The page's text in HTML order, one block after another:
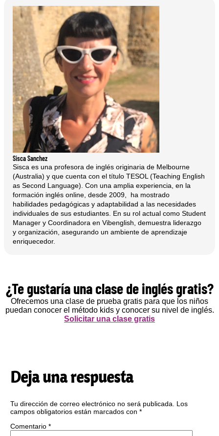
Sisca Sanchez
Sisca es una profesora de inglés originaria de Melbourne
(Australia) y que cuenta con el título TESOL (Teaching English
as Second Language). Con una amplia experiencia, en la
formación inglés online, desde 2009, ha mostrado
habilidades pedagógicas y adaptabilidad a las necesidades
individuales de sus estudiantes. En su rol actual como Student
Manager y Coordinadora en Vibenglish, demuestra liderazgo
y organización, asegurando un ambiente de aprendizaje
enriquecedor.
¿Te gustaría una clase de inglés gratis?
Ofrecemos una clase de prueba gratis para que los niños
puedan conocer el método kids y conocer su nivel de inglés.
Solicitar una clase gratis
Deja una respuesta
Tu dirección de correo electrónico no será publicada.
Los
campos obligatorios están marcados con *
Comentario *